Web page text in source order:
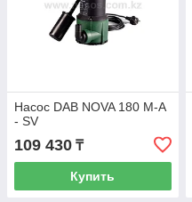
Насос DAB NOVA 180 M-A
- SV
109 430 ₸
Купить